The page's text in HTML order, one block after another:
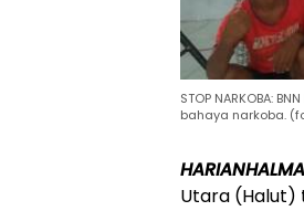
STOP NARKOBA:
bahaya narkoba.
Utara (Halut)